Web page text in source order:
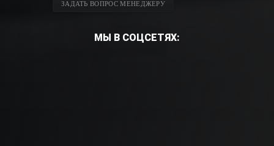
ЗАДАТЬ ВОПРОС МЕНЕДЖЕРУ
МЫ В СОЦСЕТЯХ: